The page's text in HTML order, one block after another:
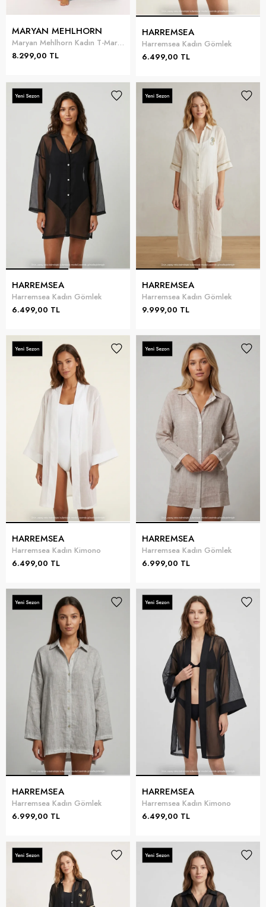
MARYAN MEHLHORN
Maryan Mehlhorn Kadın T-Maryan Halcyon Pareo
8.299,00 TL
HARREMSEA
Harremsea Kadın Gömlek
6.499,00 TL
HARREMSEA
Harremsea Kadın Gömlek
6.499,00 TL
HARREMSEA
Harremsea Kadın Gömlek
9.999,00 TL
HARREMSEA
Harremsea Kadın Kimono
6.499,00 TL
HARREMSEA
Harremsea Kadın Gömlek
6.999,00 TL
HARREMSEA
Harremsea Kadın Gömlek
6.999,00 TL
HARREMSEA
Harremsea Kadın Kimono
6.499,00 TL